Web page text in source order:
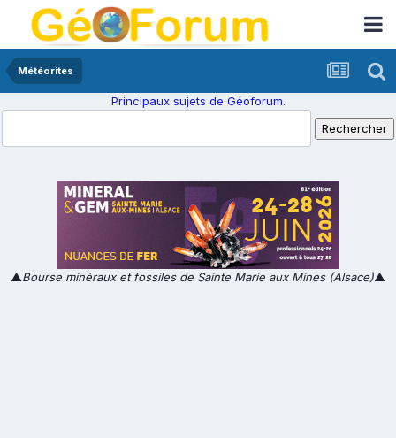
Météorites
Principaux sujets de Géoforum.
▲Bourse minéraux et fossiles de Sainte Marie aux Mines (Alsace)▲